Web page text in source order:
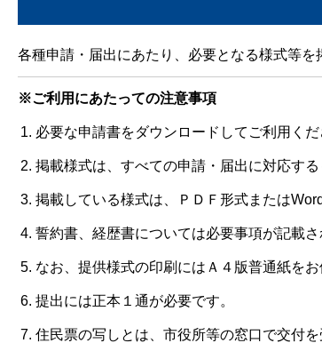
各種申請・届出にあたり、必要となる様式等を
※ご利用にあたっての注意事項
必要な申請書をダウンロードしてご利用くだ
掲載様式は、すべての申請・届出に対応する
掲載している様式は、ＰＤＦ形式または
誓約書、経歴書については必要事項が記載さ
なお、提供様式の印刷にはＡ４版普通紙をお
提出には正本１通が必要です。
住民票の写しとは、市役所等の窓口で交付